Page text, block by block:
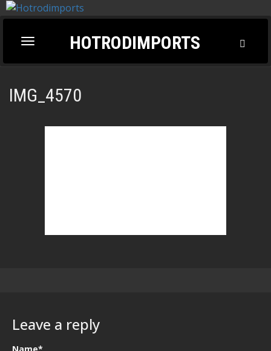
Toggle
navigation
HOTRODIMPORTS
IMG_4570
Leave a reply